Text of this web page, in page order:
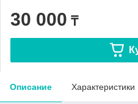
30 000 ₸
Описание Характеристики